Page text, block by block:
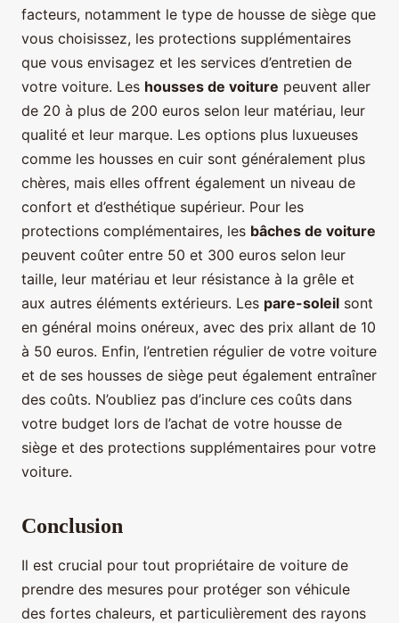
facteurs, notamment le type de housse de siège que
vous choisissez, les protections supplémentaires
que vous envisagez et les services d’entretien de
votre voiture. Les housses de voiture peuvent aller
de 20 à plus de 200 euros selon leur matériau, leur
qualité et leur marque. Les options plus luxueuses
comme les housses en cuir sont généralement plus
chères, mais elles offrent également un niveau de
confort et d’esthétique supérieur. Pour les
protections complémentaires, les bâches de voiture
peuvent coûter entre 50 et 300 euros selon leur
taille, leur matériau et leur résistance à la grêle et
aux autres éléments extérieurs. Les pare-soleil sont
en général moins onéreux, avec des prix allant de 10
à 50 euros. Enfin, l’entretien régulier de votre voiture
et de ses housses de siège peut également entraîner
des coûts. N’oubliez pas d’inclure ces coûts dans
votre budget lors de l’achat de votre housse de
siège et des protections supplémentaires pour votre
voiture.
Conclusion
Il est crucial pour tout propriétaire de voiture de
prendre des mesures pour protéger son véhicule
des fortes chaleurs, et particulièrement des rayons